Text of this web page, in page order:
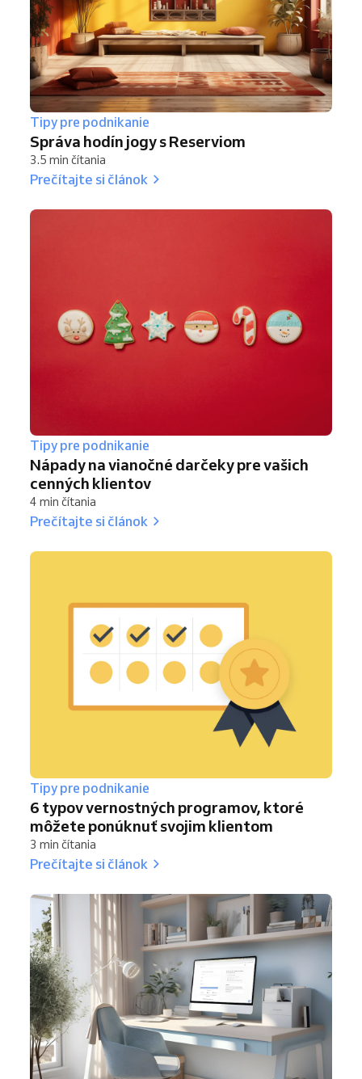
Tipy pre podnikanie
Správa hodín jogy s Reserviom
3.5 min čítania
Prečítajte si článok
Tipy pre podnikanie
Nápady na vianočné darčeky pre vašich
cenných klientov
4 min čítania
Prečítajte si článok
Tipy pre podnikanie
6 typov vernostných programov, ktoré
môžete ponúknuť svojim klientom
3 min čítania
Prečítajte si článok